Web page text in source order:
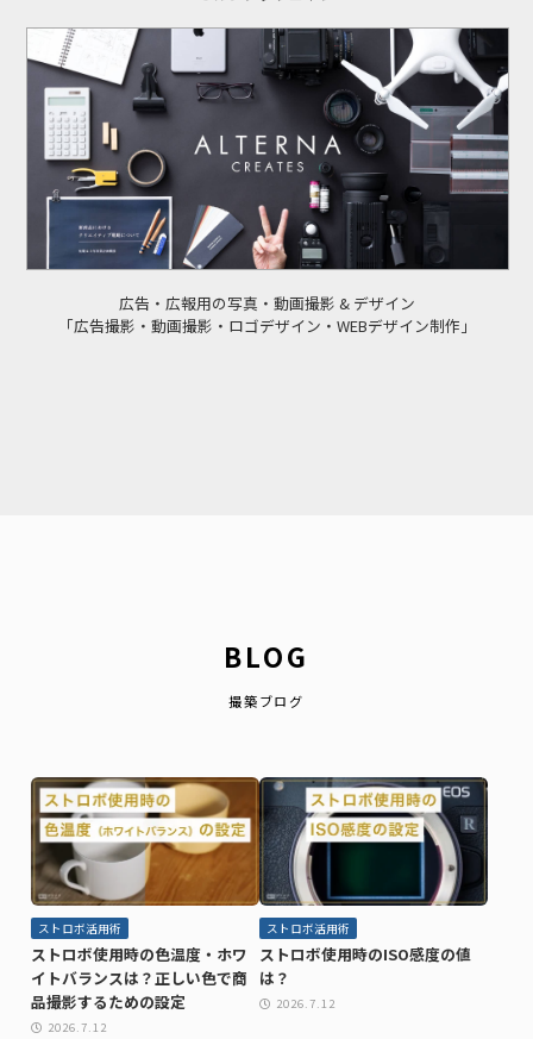
広告・広報用の写真・動画撮影 & デザイン
「広告撮影・動画撮影・ロゴデザイン・WEBデザイン制作」
BLOG
撮築ブログ
ストロボ活用術
ストロボ使用時の色温度・ホワ
イトバランスは？正しい色で商
品撮影するための設定
2026.7.12
ストロボ活用術
ストロボ使用時のISO感度の値
は？
2026.7.12